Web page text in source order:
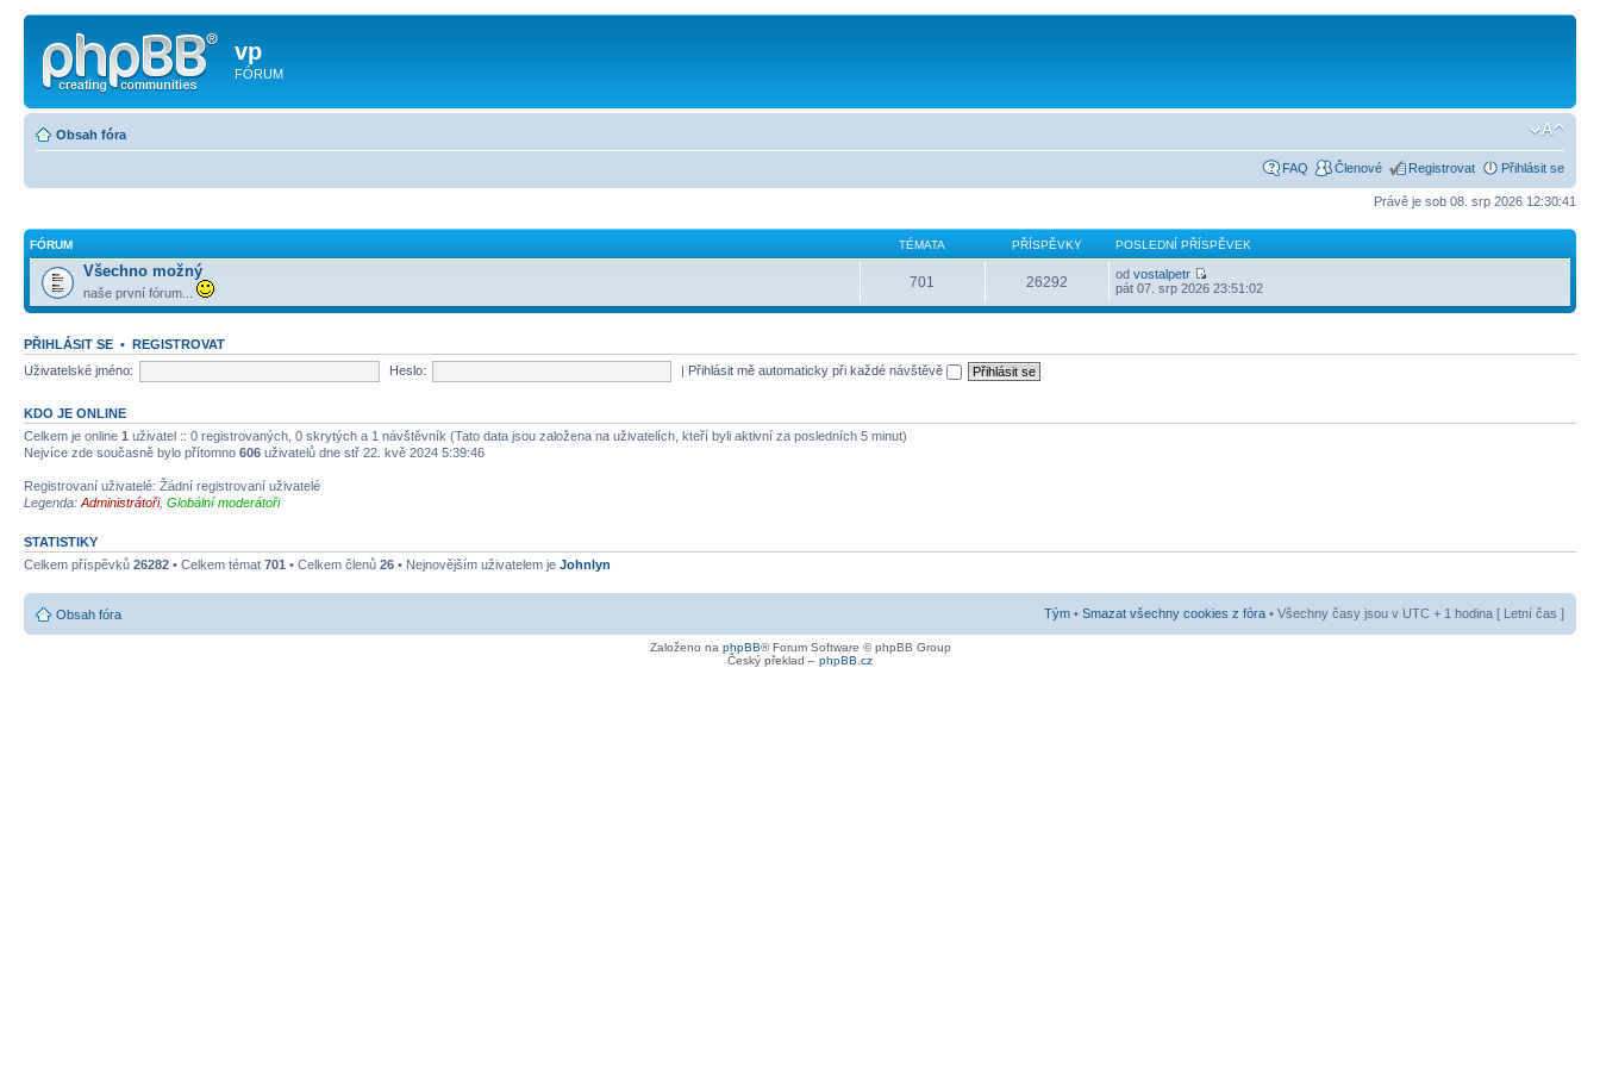
vp
FÓRUM
Obsah fóra
FAQ Členové Registrovat Přihlásit se
Právě je sob 08. srp 2026 12:30:41
FÓRUM TÉMATA PŘÍSPĚVKY POSLEDNÍ PŘÍSPĚVEK
Všechno možný
naše první fórum...
701 26292 odvostalpetr
pát 07. srp 2026 23:51:02
PŘIHLÁSIT SE • REGISTROVAT
Uživatelské jméno:
Heslo: | Přihlásit mě automaticky při každé návštěvě
KDO JE ONLINE
Celkem je online 1 uživatel :: 0 registrovaných, 0 skrytých a 1 návštěvník (Tato data jsou založena na uživatelích, kteří byli aktivní za posledních 5 minut)
Nejvíce zde současně bylo přítomno 606 uživatelů dne stř 22. kvě 2024 5:39:46
Registrovaní uživatelé: Žádní registrovaní uživatelé
Legenda: Administrátoři, Globální moderátoři
STATISTIKY
Celkem příspěvků 26282 • Celkem témat 701 • Celkem členů 26 • Nejnovějším uživatelem je Johnlyn
Obsah fóra Tým • Smazat všechny cookies z fóra • Všechny časy jsou v UTC + 1 hodina [ Letní čas ]
Založeno na phpBB® Forum Software © phpBB Group
Český překlad – phpBB.cz